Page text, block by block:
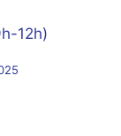
12h)